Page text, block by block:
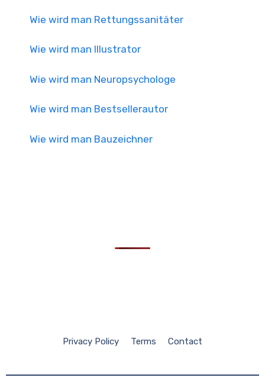
Wie wird man Rettungssanitäter
Wie wird man Illustrator
Wie wird man Neuropsychologe
Wie wird man Bestsellerautor
Wie wird man Bauzeichner
Privacy Policy Terms Contact